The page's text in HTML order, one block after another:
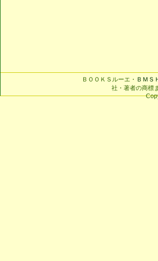
ＢＯＯＫＳルーエ・ ＢＭＳ
社・著者の商標